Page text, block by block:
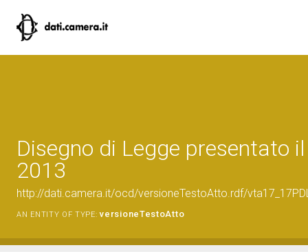
Disegno di Legge presentato
2013
http://dati.camera.it/ocd/versioneTestoAtto.rdf/
AN ENTITY OF TYPE: versioneTestoAtto